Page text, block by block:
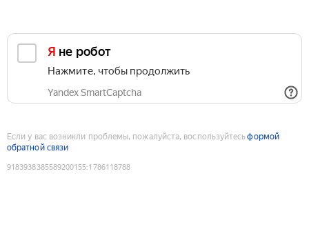
Я не робот
Нажмите, чтобы продолжить
Yandex SmartCaptcha
Если у вас возникли проблемы, пожалуйста, воспользуйтесьформой
обратной связи
9183938385589200155:1786118788